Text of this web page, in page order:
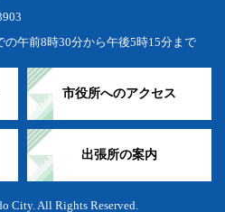
午前8時30分から午後5時15分まで
市役所へのアクセス
出張所の案内
City. All Rights Reserved.